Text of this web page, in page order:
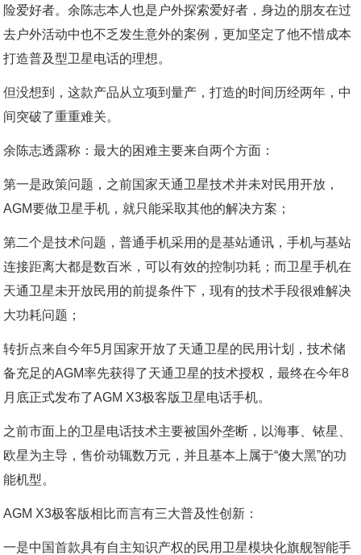
险爱好者。余陈志本人也是户外探索爱好者，身边的朋友在过
去户外活动中也不乏发生意外的案例，更加坚定了他不惜成本
打造普及型卫星电话的理想。
但没想到，这款产品从立项到量产，打造的时间历经两年，中
间突破了重重难关。
余陈志透露称：最大的困难主要来自两个方面：
第一是政策问题，之前国家天通卫星技术并未对民用开放，
AGM要做卫星手机，就只能采取其他的解决方案；
第二个是技术问题，普通手机采用的是基站通讯，手机与基站
连接距离大都是数百米，可以有效的控制功耗；而卫星手机在
天通卫星未开放民用的前提条件下，现有的技术手段很难解决
大功耗问题；
转折点来自今年5月国家开放了天通卫星的民用计划，技术储
备充足的AGM率先获得了天通卫星的技术授权，最终在今年8
月底正式发布了AGM X3极客版卫星电话手机。
之前市面上的卫星电话技术主要被国外垄断，以海事、铱星、
欧星为主导，售价动辄数万元，并且基本上属于“傻大黑”的功
能机型。
AGM X3极客版相比而言有三大普及性创新：
一是中国首款具有自主知识产权的民用卫星模块化旗舰智能手